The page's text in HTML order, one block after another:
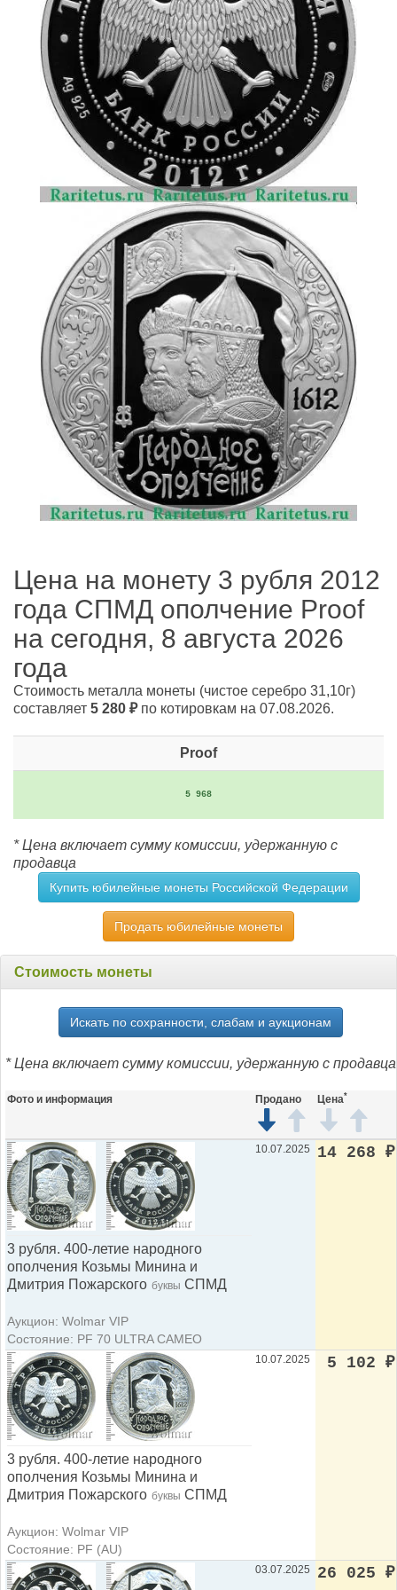
Цена на монету 3 рубля 2012
года СПМД ополчение Proof
на сегодня, 8 августа 2026
года
Стоимость металла монеты (чистое серебро 31,10г)
составляет 5 280 ₽по котировкам на 07.08.2026.
Proof
5 968
* Цена включает сумму комиссии, удержанную с
продавца
Купить юбилейные монеты Российской Федерации
Продать юбилейные монеты
Стоимость монеты
Искать по сохранности, слабам и аукционам
* Цена включает сумму комиссии, удержанную с продавца
Фото и информация Продано Цена*
3 рубля. 400-летие народного
ополчения Козьмы Минина и
Дмитрия Пожарского буквы СПМД
Аукцион: Wolmar VIP
Состояние: PF 70 ULTRA CAMEO
10.07.2025 14 268 ₽
3 рубля. 400-летие народного
ополчения Козьмы Минина и
Дмитрия Пожарского буквы СПМД
Аукцион: Wolmar VIP
Состояние: PF (AU)
10.07.2025 5 102 ₽
03.07.2025 26 025 ₽